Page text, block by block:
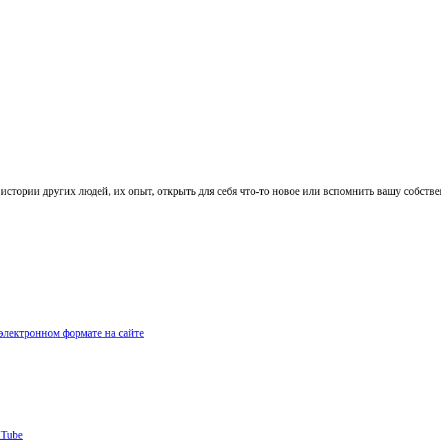
других людей, их опыт, открыть для себя что-то новое или вспомнить вашу
формате на сайте